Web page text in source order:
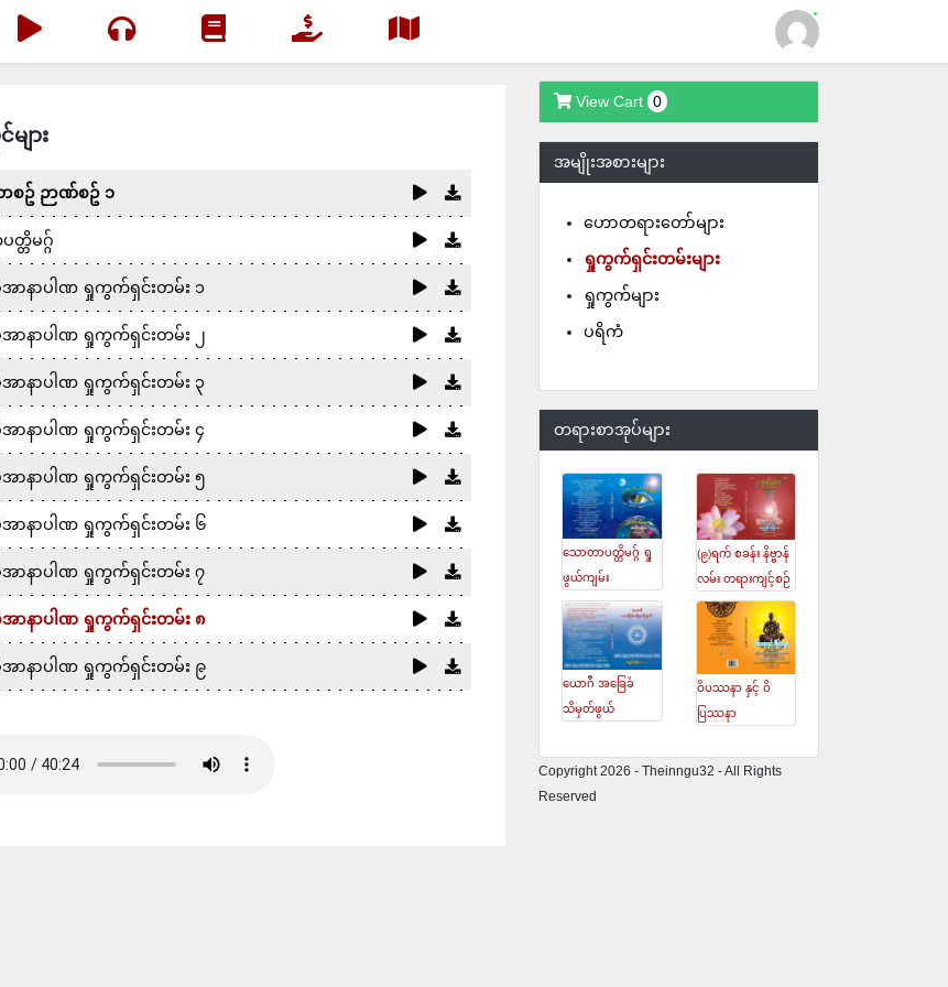
Login
ျား
စဥ် ဉာဏ်စဥ် ၁
တိမဂ္ဂ်
အာနာပါဏ ရှုကွက်ရှင်းတမ်း ၁
အာနာပါဏ ရှုကွက်ရှင်းတမ်း ၂
အာနာပါဏ ရှုကွက်ရှင်းတမ်း ၃
အာနာပါဏ ရှုကွက်ရှင်းတမ်း ၄
အာနာပါဏ ရှုကွက်ရှင်းတမ်း ၅
အာနာပါဏ ရှုကွက်ရှင်းတမ်း ၆
အာနာပါဏ ရှုကွက်ရှင်းတမ်း ၇
အာနာပါဏ ရှုကွက်ရှင်းတမ်း ၈
အာနာပါဏ ရှုကွက်ရှင်းတမ်း ၉
View Cart 0
အမျိုးအစားများ
ဟောတရားတော်များ
ရှုကွက်ရှင်းတမ်းများ
ရှုကွက်များ
ပရိကံ
တရားစာအုပ်များ
သောတာပတ္တိမဂ္ဂ် ရှု
ဖွယ်ကျမ်း
(၉)ရက် စခန်း နိဗ္ဗာန်
လမ်း တရားကျင့်စဉ်
ယောဂီ အခြေခံ
သိမှတ်ဖွယ်
ဝိပဿနာ နှင့် ဝိ
ပြဿနာ
Copyright 2026 - Theinngu32 - All Rights
Reserved